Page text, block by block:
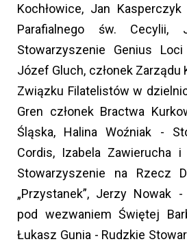
Kochłowice, Jan
Parafialnego św. Cecylii,
Stowarzyszenie Genius
Józef Gluch, członek Zarządu
Związku Filatelistów w
Gren członek Bractwa
Śląska, Halina Woźniak -
Cordis, Izabela Zawierucha
Stowarzyszenie na Rzecz
„Przystanek”, Jerzy Nowak
pod wezwaniem Świętej
Łukasz Gunia - Rudzkie